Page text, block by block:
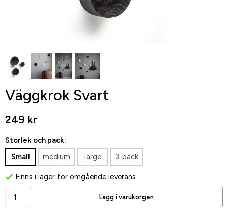
Väggkrok Svart
249 kr
Storlek och pack:
Small
medium large 3-pack
Finns i lager för omgående leverans
Lägg i varukorgen